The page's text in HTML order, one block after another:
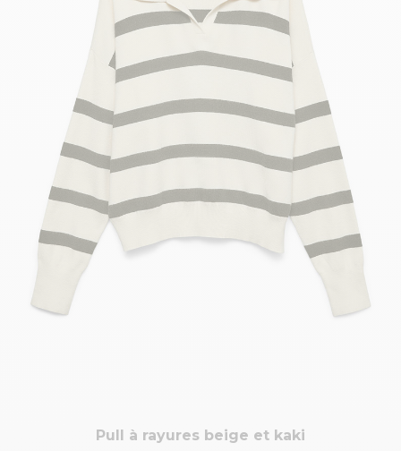
Pull à rayures beige et kaki